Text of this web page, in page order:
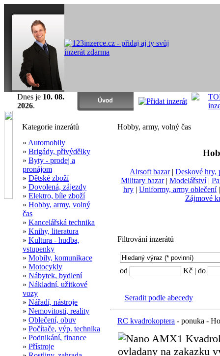
Dnes je 10. 08.
2026.
Kategorie inzerátů
» Automobily
» Brigády, přivýdělky
» Byty - prodej a
pronájom
» Dětské zboží
» Dovolená, zájezdy
» Elektro, bíle zboží
» Hobby, army, volný
čas
» Kancelářská technika
» Knihy, literatura
» Kultura - hudba,
vstupenky
» Mobily, komunikace
» Motocykly
» Nábytek, bydlení
» Nákladní, užitkové
vozy
» Nářadí, nástroje
» Nemovitosti, reality
» Oblečení, obuv
» Počítače, výp. technika
» Podnikání, finance
» Přístroje
Hobby, army, volný čas
Airsoft bazar| Deskové hry,
Military bazar| Modelářství|
hry | Uniformy, army oblečení
Zájmové
Filtrování inzerátů
od Kč | do
Seradit podle abecedy
RC kvadrokoptera - ponuka -
Nano AMX1
ovladany na zakazku